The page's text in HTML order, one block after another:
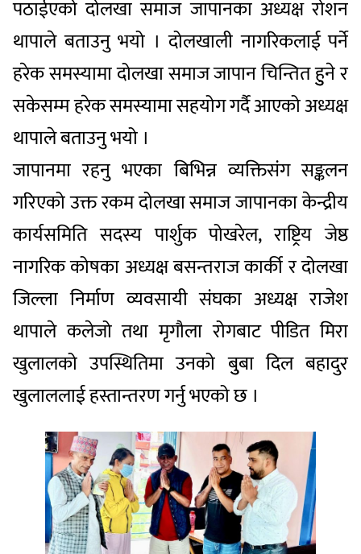
पठाईएको दोलखा समाज जापानका अध्यक्ष रोशन
थापाले बताउनु भयो । दोलखाली नागरिकलाई पर्ने
हरेक समस्यामा दोलखा समाज जापान चिन्तित हुुने र
सकेसम्म हरेक समस्यामा सहयोग गर्दै आएको अध्यक्ष
थापाले बताउनु भयो ।
जापानमा रहनु भएका बिभिन्न व्यक्तिसंग सङ्कलन
गरिएको उक्त रकम दोलखा समाज जापानका केन्द्रीय
कार्यसमिति सदस्य पार्शुक पोखरेल, राष्ट्रिय जेष्ठ
नागरिक कोषका अध्यक्ष बसन्तराज कार्की र दोलखा
जिल्ला निर्माण व्यवसायी संघका अध्यक्ष राजेश
थापाले कलेजो तथा मृगौला रोगबाट पीडित मिरा
खुलालको उपस्थितिमा उनको बुुबा दिल बहादुर
खुलाललाई हस्तान्तरण गर्नु भएको छ ।